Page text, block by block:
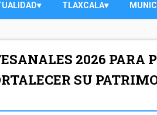
TLAXCALA
2026 PARA
SU